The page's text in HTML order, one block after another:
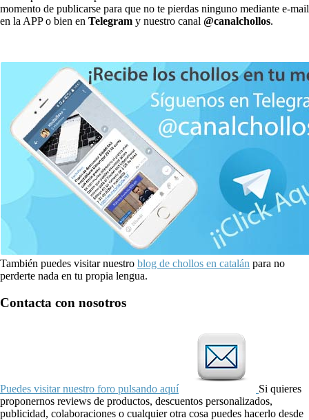
momento de publicarse para que no te pierdas ninguno mediante e-mail
en la APP o bien en Telegram y nuestro canal @canalchollos.
También puedes visitar nuestro blog de chollos en catalán para no
perderte nada en tu propia lengua.
Contacta con nosotros
Puedes visitar nuestro foro pulsando aquí
Si quieres
proponernos reviews de productos, descuentos personalizados,
publicidad, colaboraciones o cualquier otra cosa puedes hacerlo desde